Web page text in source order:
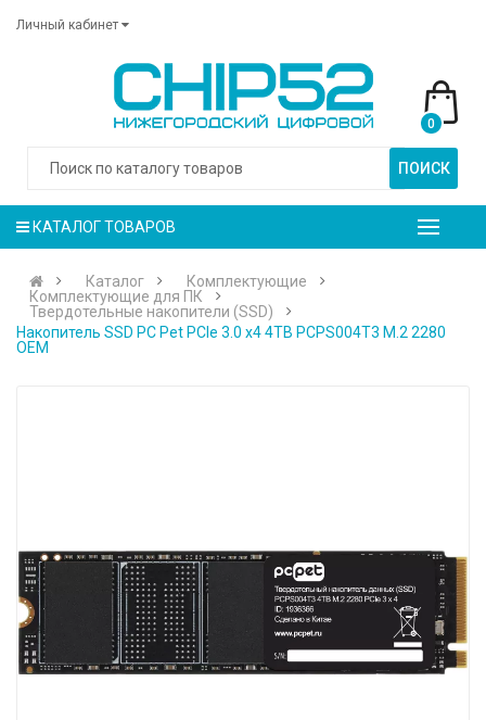
Личный кабинет
ПОИСК
0
КАТАЛОГ ТОВАРОВ
Каталог
Комплектующие
Комплектующие для ПК
Твердотельные накопители (SSD)
Накопитель SSD PC Pet PCIe 3.0 x4 4TB PCPS004T3 M.2 2280
OEM